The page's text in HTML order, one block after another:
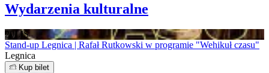
Wydarzenia kulturalne
20 LIS
Stand-up Legnica | Rafał Rutkowski w programie "Wehikuł czasu"
Legnica
Kup bilet